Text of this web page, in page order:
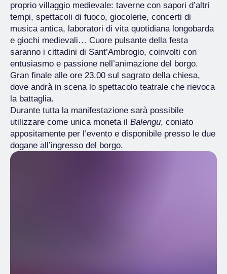
proprio villaggio medievale: taverne con sapori d’altri
tempi, spettacoli di fuoco, giocolerie, concerti di
musica antica, laboratori di vita quotidiana longobarda
e giochi medievali… Cuore pulsante della festa
saranno i cittadini di Sant’Ambrogio, coinvolti con
entusiasmo e passione nell’animazione del borgo.
Gran finale alle ore 23.00 sul sagrato della chiesa,
dove andrà in scena lo spettacolo teatrale che rievoca
la battaglia.
Durante tutta la manifestazione sarà possibile
utilizzare come unica moneta il Balengu, coniato
appositamente per l’evento e disponibile presso le due
dogane all’ingresso del borgo.